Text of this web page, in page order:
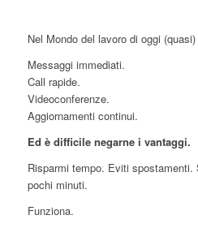
Nel Mondo del lavoro di oggi
Messaggi immediati.
Call rapide.
Videoconferenze.
Aggiornamenti continui.
Ed è difficile negarne i vantaggi.
Risparmi tempo. Eviti
pochi minuti.
Funziona.